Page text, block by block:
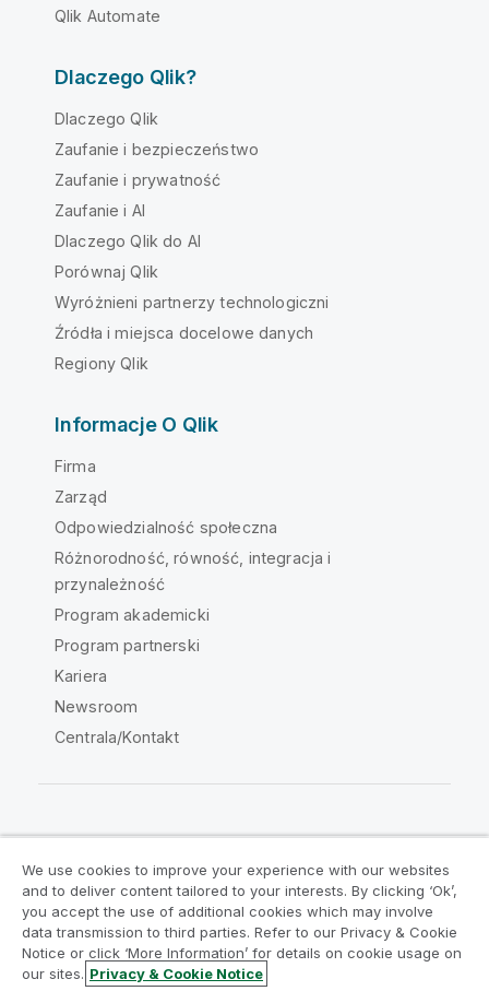
Qlik Automate
Dlaczego Qlik?
Dlaczego Qlik
Zaufanie i bezpieczeństwo
Zaufanie i prywatność
Zaufanie i AI
Dlaczego Qlik do AI
Porównaj Qlik
Wyróżnieni partnerzy technologiczni
Źródła i miejsca docelowe danych
Regiony Qlik
Informacje O Qlik
Firma
Zarząd
Odpowiedzialność społeczna
Różnorodność, równość, integracja i
przynależność
Program akademicki
Program partnerski
Kariera
Newsroom
Centrala/Kontakt
Umowy prawne
Warunki produktu
Legal Policies
Legal Policies
Warunki korzystania
Znaki towarowe
We use cookies to improve your experience with our websites
and to deliver content tailored to your interests. By clicking ‘Ok’,
you accept the use of additional cookies which may involve
data transmission to third parties. Refer to our Privacy & Cookie
Notice or click ‘More Information’ for details on cookie usage on
our sites. Privacy & Cookie Notice